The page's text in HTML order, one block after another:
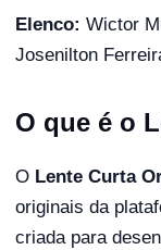
Elenco: Wictor
Josenilton
O que é o
O Lente Curta
originais da
criada para